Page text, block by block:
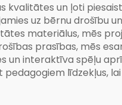
kvalitātes un ļoti
uz bērnu drošību
materiālus, mēs
prasības, mēs
un interaktīva spēļu
līdzekļus,